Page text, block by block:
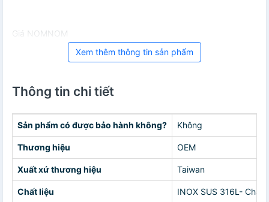
Giá NOMNOM
Xem thêm thông tin sản phẩm
Thông tin chi tiết
Sản phẩm có được bảo hành không? Không
Thương hiệu OEM
Xuất xứ thương hiệu Taiwan
Chất liệu INOX SUS 316L-